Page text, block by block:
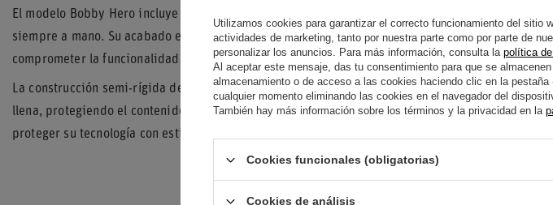
El modelo Bobby Hero incluye un práctico soporte para gafas de sol en la correa, permitiendo
siempre a mano. Su acabado en azul claro con textura jaspeada aporta un toque distintivo y
comprometer la funcionalidad técnica del producto.
La construcción semi-rígida del panel frontal ayuda a mantener la forma de la mochila incluso
llena, protegiendo el contenido contra impactos leves. Es la soluciónsostenible y segurapara
proteger su tecnología con estilo.
Utilizamos cookies para garantizar el correcto funcionamiento del sitio
actividades de marketing, tanto por nuestra parte como por parte de
personalizar los anuncios. Para más información, consulta la política
Al aceptar este mensaje, das tu consentimiento para que se
almacenamiento o de acceso a las cookies haciendo clic en la
cualquier momento eliminando las cookies en el navegador del
También hay más información sobre los términos y la privacidad en la
Cookies funcionales (obligatorias)
Cookies de análisis